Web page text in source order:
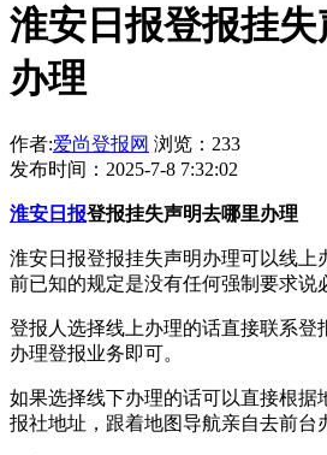
淮安日报登报挂
办理
作者:爱尚登报网 浏览：233
发布时间：2025-7-8 7:32:02
淮安日报登报挂失声明去哪里办理
淮安日报登报挂失声明办理可以线上
前已知的规定是没有任何强制要求说
登报人选择线上办理的话直接联系登
办理登报业务即可。
如果选择线下办理的话可以直接根据
报社地址，跟着地图导航亲自去前台